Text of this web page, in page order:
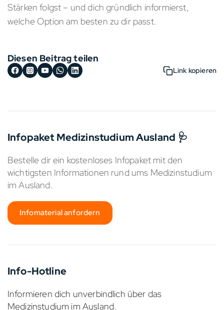
Stärken folgst – und dich gründlich informierst,
welche Option am besten zu dir passt.
Diesen Beitrag teilen
Link kopieren
Infopaket Medizinstudium Ausland 🩺
Bestelle dir ein kostenloses Infopaket mit den
wichtigsten Informationen rund ums Medizinstudium
im Ausland.
Infomaterial anfordern
Info-Hotline
Informieren dich unverbindlich über das
Medizinstudium im Ausland.